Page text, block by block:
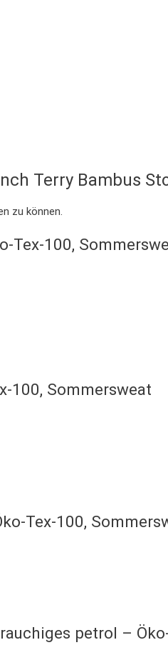
Terry Bambus
zu können.
Tex-100,
100, Sommersweat
Tex-100,
petrol –